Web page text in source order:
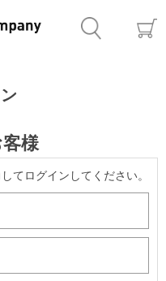
様
てログインしてください。